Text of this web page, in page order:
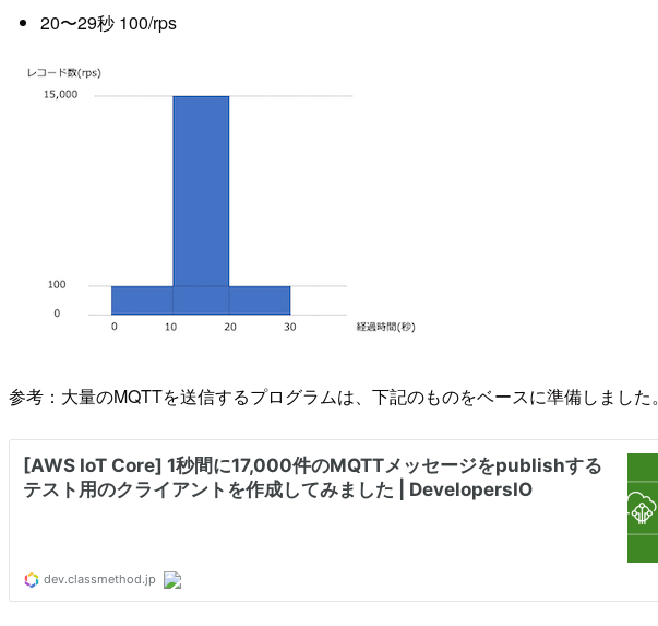
20〜29秒 100/rps
参考：大量のMQTTを送信するプログラムは、下記のものをベースに準備しました。